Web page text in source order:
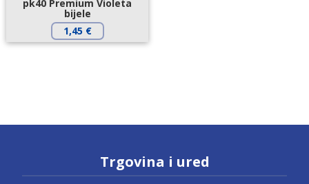
pk40 Premium Violeta
bijele
1,45 €
Trgovina i ured